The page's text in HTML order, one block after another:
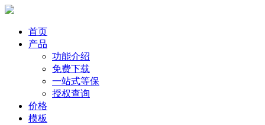
首页
产品
功能介绍
免费下载
一站式等保
授权查询
价格
模板